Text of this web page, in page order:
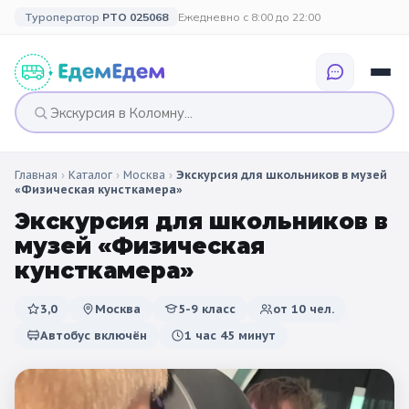
Туроператор РТО 025068 Ежедневно с 8:00 до 22:00
🎉 ПО ПРАЗДНИКАМ
Все праздники
🔔 1 сентября
🎄 Новогодние
🥞 Масленица
🍂 Осенние
🌸 Весенние
☀️ Летние
🗓️ ПО ДЛИТЕЛЬНОСТИ
Однодневные
2 дня / 1 ночь
3 дня и больше
🎉 СОБЫТИЙНЫЕ
каникулы
туры
🌷 Весенние
🎓 Выпускные
Главная › Каталог › Москва › Экскурсия для школьников в музей
«Физическая кунсткамера»
Экскурсия для школьников в
музей «Физическая
кунсткамера»
3,0 Москва 5-9 класс от 10 чел.
Автобус включён
1 час 45 минут